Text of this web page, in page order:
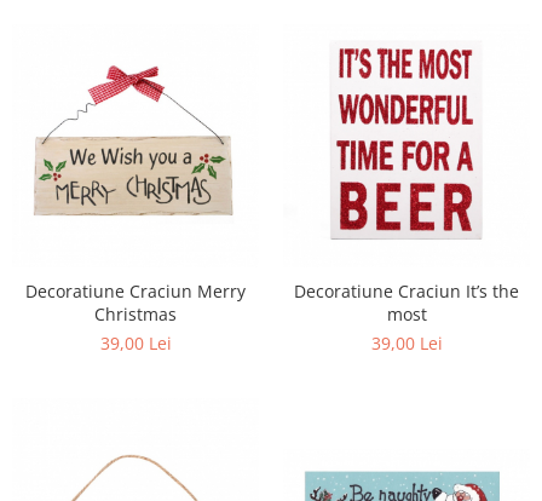
Decoratiune Craciun Merry
Christmas
39,00 Lei
Decoratiune Craciun It’s the
most
39,00 Lei